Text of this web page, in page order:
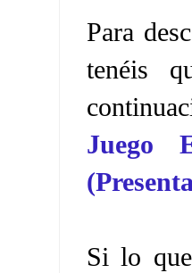
Para
tenéis
Juego
Si lo